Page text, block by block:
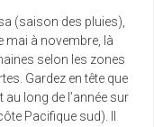
(saison des pluies),
mai à novembre, là
selon les zones
Gardez en tête que
long de l’année sur
Pacifique sud). Il